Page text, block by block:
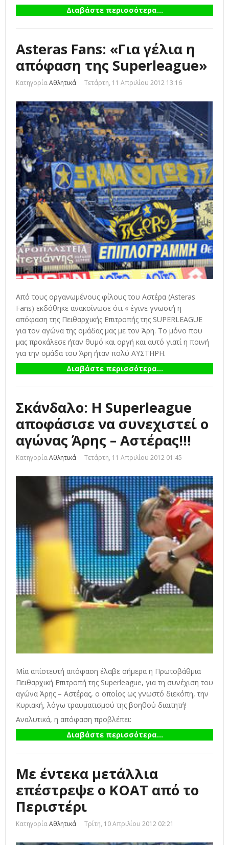
Διαβάστε περισσότερα...
Asteras Fans: «Για γέλια η
απόφαση της Superleague»
ΚατηγορίαΑθλητικά Τετάρτη, 11 Απριλίου 2012 13:16
Από τους οργανωμένους φίλους του Αστέρα (Asteras
Fans) εκδόθηκε ανακοίνωσε ότι « έγινε γνωστή η
απόφαση της Πειθαρχικής Επιτροπής της SUPERLEAGUE
για τον αγώνα της ομάδας μας με τον Άρη. Το μόνο που
μας προκάλεσε ήταν θυμό και οργή και αυτό γιατί η ποινή
για την ομάδα του Άρη ήταν πολύ ΑΥΣΤΗΡΗ.
Διαβάστε περισσότερα...
Σκάνδαλο: Η Superleague
αποφάσισε να συνεχιστεί ο
αγώνας Άρης – Αστέρας!!!
ΚατηγορίαΑθλητικά Τετάρτη, 11 Απριλίου 2012 01:45
Μία απίστευτή απόφαση έλαβε σήμερα η Πρωτοβάθμια
Πειθαρχική Επιτροπή της Superleague, για τη συνέχιση του
αγώνα Άρης – Αστέρας, ο οποίος ως γνωστό διεκόπη, την
Κυριακή, λόγω τραυματισμού της βοηθού διαιτητή!
Αναλυτικά, η απόφαση προβλέπει:
Διαβάστε περισσότερα...
Με έντεκα μετάλλια
επέστρεψε ο ΚΟΑΤ από το
Περιστέρι
ΚατηγορίαΑθλητικά Τρίτη, 10 Απριλίου 2012 02:21